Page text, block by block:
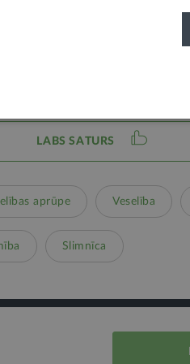
I. Vēvere.
LABS SATURS
aprūpe Veselība
Slimnīca